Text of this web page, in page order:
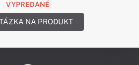
VYPREDANÉ
NA PRODUKT